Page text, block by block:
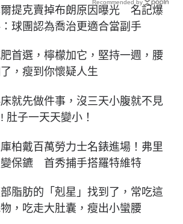
提克賣掉布朗原因曝光 名記爆
球團認為喬治更適合當副手
首選，檸檬加它，堅持一週，腰
，瘦到你懷疑人生
就先做件事，沒三天小腹就不見
肚子一天天變小！
柏戴百萬勞力士名錶進場！弗里
保鑣 首秀捕手搭羅特維特
脂肪的「剋星」找到了，常吃這
，吃走大肚囊，瘦出小蠻腰
Recommended by